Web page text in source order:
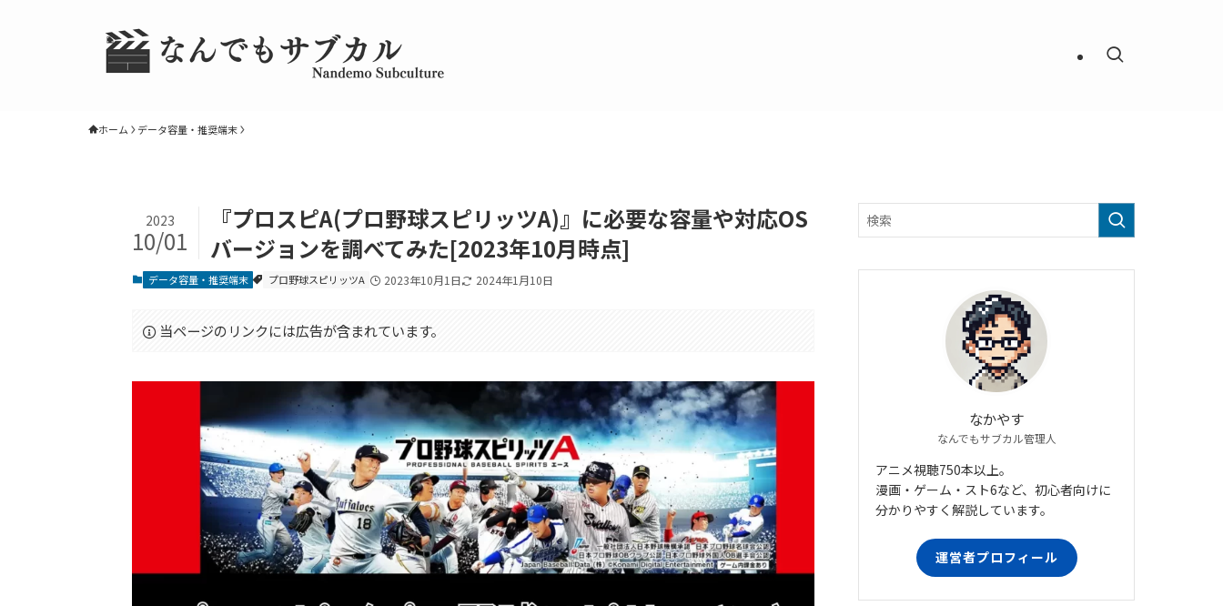
ホーム データ容量・推奨端末
『プロスピA(プロ野球スピリッツA)』に必要な容量や対応OS
バージョンを調べてみた[2023年10月時点]
2023
10/01
データ容量・推奨端末 プロ野球スピリッツA 2023年10月1日 2024年1月10日
当ページのリンクには広告が含まれています。
なかやす
なんでもサブカル管理人
アニメ視聴750本以上。
漫画・ゲーム・スト6など、初心者向けに
分かりやすく解説しています。
運営者プロフィール